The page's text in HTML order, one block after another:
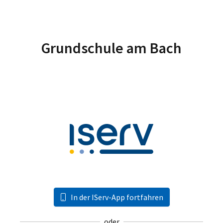
Grundschule am Bach
In der IServ-App fortfahren